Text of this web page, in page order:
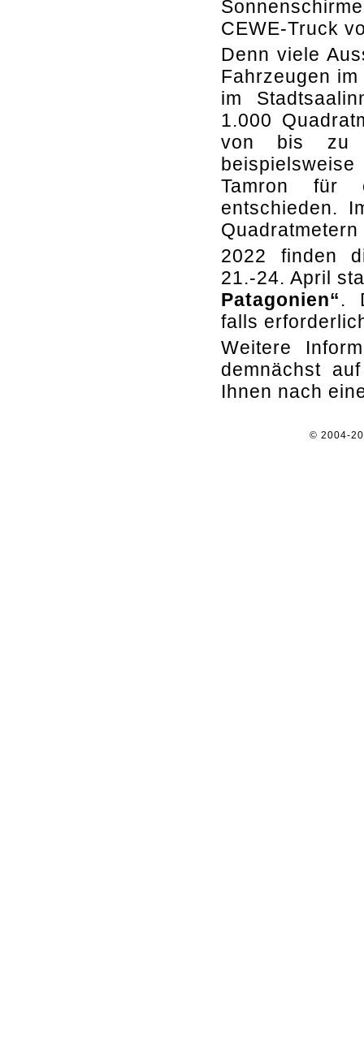
CEWE-Truck
Denn viele
Fahrzeugen
im
1.000
von bis zu
Tamron für
entschieden.
2022 finden
21.-24. April
Patagonien“.
falls
Weitere
demnächst
Ihnen nach
© 2004-